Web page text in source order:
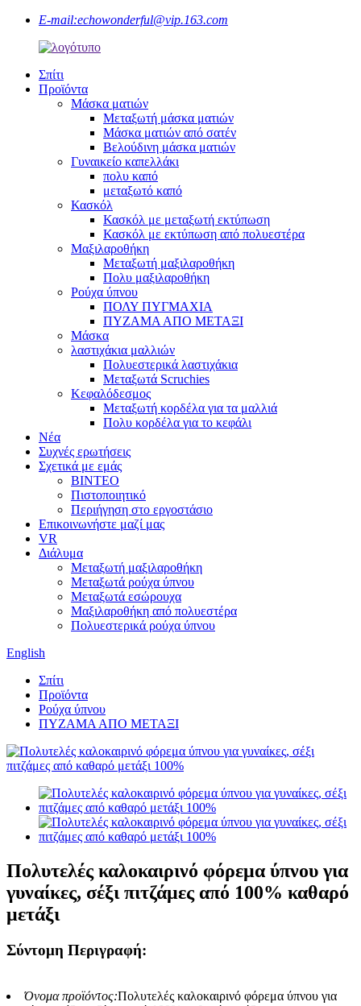
E-mail:echowonderful@vip.163.com
Σπίτι
Προϊόντα
Μάσκα ματιών
Μεταξωτή μάσκα ματιών
Μάσκα ματιών από σατέν
Βελούδινη μάσκα ματιών
Γυναικείο καπελλάκι
πολυ καπό
μεταξωτό καπό
Κασκόλ
Κασκόλ με μεταξωτή εκτύπωση
Κασκόλ με εκτύπωση από πολυεστέρα
Μαξιλαροθήκη
Μεταξωτή μαξιλαροθήκη
Πολυ μαξιλαροθήκη
Ρούχα ύπνου
ΠΟΛΥ ΠΥΓΜΑΧΙΑ
ΠΥΖΑΜΑ ΑΠΟ ΜΕΤΑΞΙ
Μάσκα
λαστιχάκια μαλλιών
Πολυεστερικά λαστιχάκια
Μεταξωτά Scruchies
Κεφαλόδεσμος
Μεταξωτή κορδέλα για τα μαλλιά
Πολυ κορδέλα για το κεφάλι
Νέα
Συχνές ερωτήσεις
Σχετικά με εμάς
ΒΙΝΤΕΟ
Πιστοποιητικό
Περιήγηση στο εργοστάσιο
Επικοινωνήστε μαζί μας
VR
Διάλυμα
Μεταξωτή μαξιλαροθήκη
Μεταξωτά ρούχα ύπνου
Μεταξωτά εσώρουχα
Μαξιλαροθήκη από πολυεστέρα
Πολυεστερικά ρούχα ύπνου
English
Σπίτι
Προϊόντα
Ρούχα ύπνου
ΠΥΖΑΜΑ ΑΠΟ ΜΕΤΑΞΙ
Πολυτελές καλοκαιρινό φόρεμα ύπνου για
γυναίκες, σέξι πιτζάμες από 100% καθαρό
μετάξι
Σύντομη Περιγραφή:
Όνομα προϊόντος:Πολυτελές καλοκαιρινό φόρεμα ύπνου για